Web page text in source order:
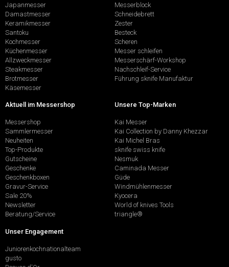
Japanmesser
Damastmesser
Keramikmesser
Santoku
Kochmesser
Küchenmesser
Allzweckmesser
Steakmesser
Brotmesser
Käsemesser
Messerblock
Schneidebrett
Zester
Besteck
Scheren
Messer schleifen
Messerschärf-Workshop
Nachschleif-Service
Führung sknife Manufaktur
Aktuell im Messershop
Messershop
Sammlermesser
Neuheiten
Top-Produkte
Gutscheine
Geschenke
Geschenkboxen
Gravur-Service
Sale 20%
Newsletter
Beratung/Service
Unsere Top-Marken
Kai Messer
Kai Collection by Danny Khezzar
Kai Michel Bras
sknife swiss knife
Nesmuk
Caminada Messer
Güde
Windmühlenmesser
Kyocera
World of knives Tools
triangle®
Unser Engagement
Juniorenkochnationalteam
gusto